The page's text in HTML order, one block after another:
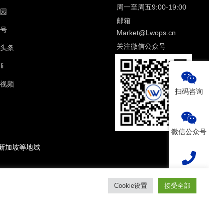
条
频
周一至周五9:00-19:00
邮箱
Market@Lwops.cn
关注微信公众号
加坡等地域
Cookie设置 接受全部
扫码咨询
微信公众号